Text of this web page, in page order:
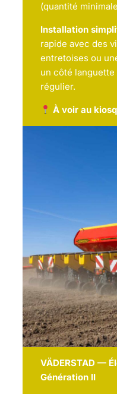
(quantité
Installation
rapide avec des
entretoises ou
un côté
régulier.
À voir au
VÄDERSTAD —
Génération II